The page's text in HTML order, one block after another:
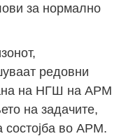
за нормално
редовни
на НГШ на АРМ
на задачите,
состојба во АРМ.